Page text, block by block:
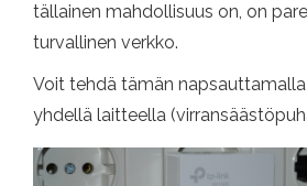
tällainen mahdollisuus on, on
turvallinen verkko.
Voit tehdä tämän
yhdellä laitteella